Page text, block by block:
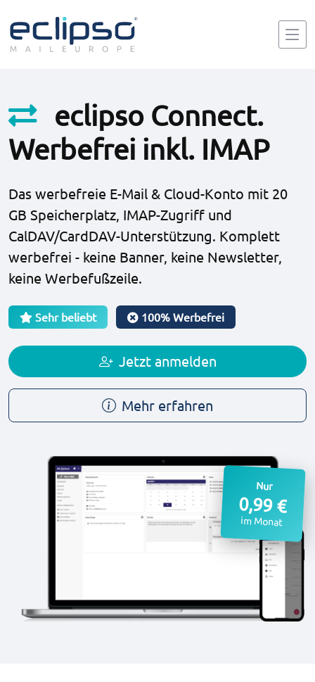
eclipso Connect.
Werbefrei inkl. IMAP
Das werbefreie E-Mail & Cloud-Konto mit 20
GB Speicherplatz, IMAP-Zugriff und
CalDAV/CardDAV-Unterstützung. Komplett
werbefrei - keine Banner, keine Newsletter,
keine Werbefußzeile.
Sehr beliebt 100% Werbefrei
Jetzt anmelden
Mehr erfahren
Nur
0,99 €
im Monat